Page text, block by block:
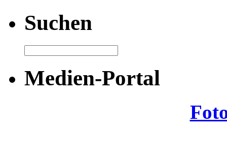
Suchen
Medien-Portal